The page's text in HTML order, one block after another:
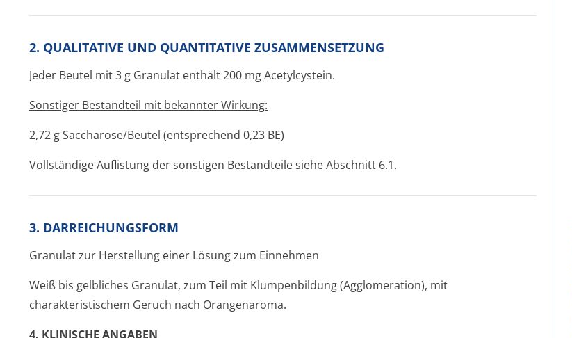
2. QUALITATIVE UND QUANTITATIVE ZUSAMMENSETZUNG
Jeder Beutel mit 3 g Granulat enthält 200 mg Acetylcystein.
Sonstiger Bestandteil mit bekannter Wirkung:
2,72 g Saccharose/Beutel (entsprechend 0,23 BE)
Vollständige Auflistung der sonstigen Bestandteile siehe Abschnitt 6.1.
3. DARREICHUNGSFORM
Granulat zur Herstellung einer Lösung zum Einnehmen
Weiß bis gelbliches Granulat, zum Teil mit Klumpenbildung (Agglomeration), mit
charakteristischem Geruch nach Orangenaroma.
4. KLINISCHE ANGABEN